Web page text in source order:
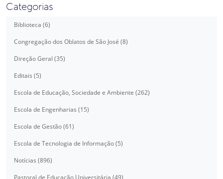
Categorias
Biblioteca (6)
Congregação dos Oblatos de São José (8)
Direção Geral (35)
Editais (5)
Escola de Educação, Sociedade e Ambiente (262)
Escola de Engenharias (15)
Escola de Gestão (61)
Escola de Tecnologia de Informação (5)
Notícias (896)